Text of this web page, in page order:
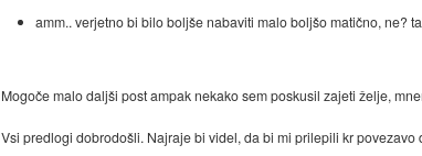
amm.. verjetno bi bilo boljše nabaviti malo boljšo matično, ne?
Mogoče malo daljši post ampak nekako sem poskusil zajeti želje,
Vsi predlogi dobrodošli. Najraje bi videl, da bi mi prilepili kr